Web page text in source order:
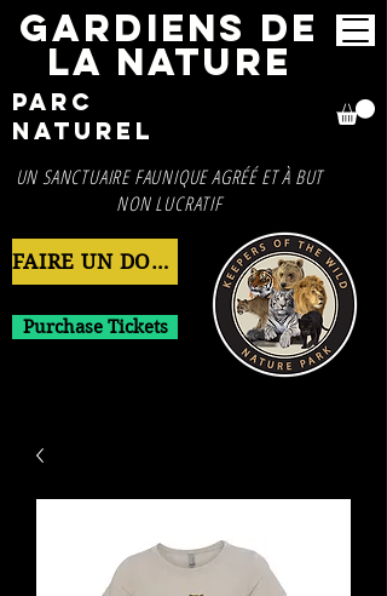
GARDIENS DE
LA NATURE
Parc
naturel
UN SANCTUAIRE FAUNIQUE AGRÉÉ ET À BUT
NON LUCRATIF
FAIRE UN DON MAINTENANT
Purchase Tickets